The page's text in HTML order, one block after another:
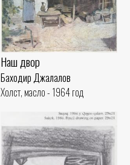
Наш двор
Баходир Джалалов
Холст, масло - 1964 год